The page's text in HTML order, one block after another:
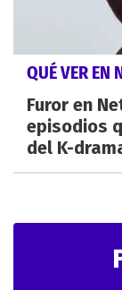
QUÉ VER EN
Furor en
episodios
del K-